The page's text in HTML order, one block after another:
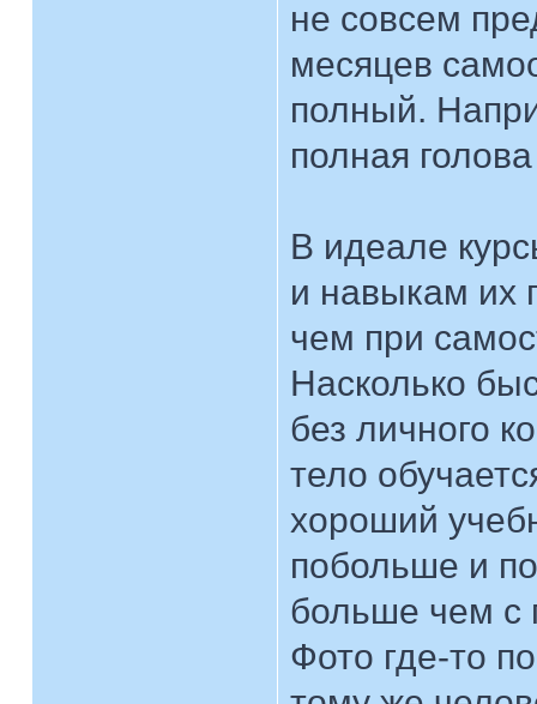
не совсем
месяцев
полный.
полная
В идеале
и навыкам их
чем при
Насколько
без личного
тело
хороший
побольше и
больше чем с
Фото где-то